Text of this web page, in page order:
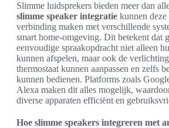
Slimme luidsprekers bieden meer dan
slimme speaker integratie kunnen deze
verbinding maken met verschillende
smart home-omgeving. Dit betekent dat
eenvoudige spraakopdracht niet alleen
kunnen afspelen, maar ook de
thermostaat kunnen aanpassen en zelfs
kunnen bedienen. Platforms zoals
Alexa maken dit alles mogelijk,
diverse apparaten efficiënt en
Hoe slimme speakers integreren met